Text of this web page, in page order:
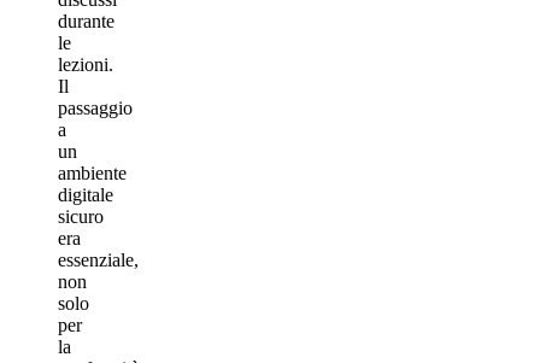
durante
le
lezioni.
Il
passaggio
a
un
ambiente
digitale
sicuro
era
essenziale,
non
solo
per
la